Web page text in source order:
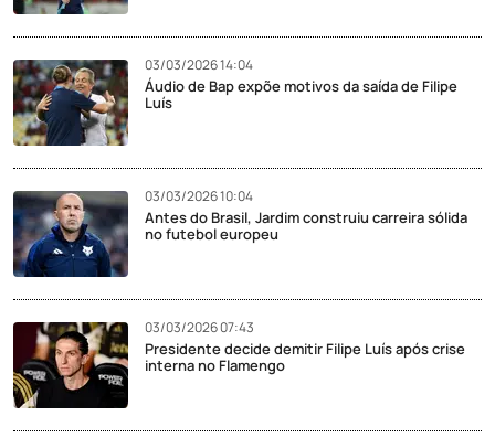
03/03/2026 14:04
Áudio de Bap expõe motivos da saída de Filipe
Luís
03/03/2026 10:04
Antes do Brasil, Jardim construiu carreira sólida
no futebol europeu
03/03/2026 07:43
Presidente decide demitir Filipe Luís após crise
interna no Flamengo